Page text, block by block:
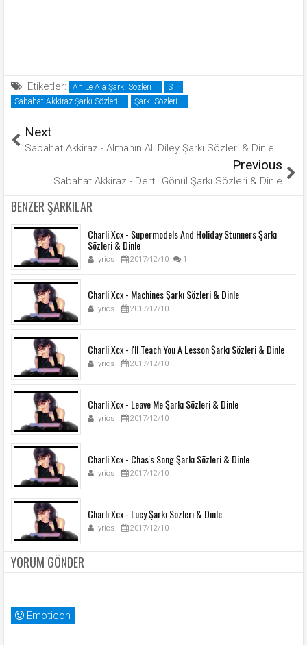
Etiketler: Ah Le Ala Şarkı Sözleri
S
Sabahat Akkiraz Şarkı Sözleri
Şarkı Sözleri
Next
Sabahat Akkiraz - Almanın Alı Diley Şarkı Sözleri & Dinle
Previous
Sabahat Akkiraz - Dertli Gönül Şarkı Sözleri & Dinle
BENZER ŞARKILAR
Charli Xcx - Supermodels And Holiday Stunners Şarkı
Sözleri & Dinle
lyrics 2017/12/10 1
Charli Xcx - Machines Şarkı Sözleri & Dinle
lyrics 2017/12/10
Charli Xcx - I'll Teach You A Lesson Şarkı Sözleri & Dinle
lyrics 2017/12/10
Charli Xcx - Leave Me Şarkı Sözleri & Dinle
lyrics 2017/12/10
Charli Xcx - Chas's Song Şarkı Sözleri & Dinle
lyrics 2017/12/10
Charli Xcx - Lucy Şarkı Sözleri & Dinle
lyrics 2017/12/10
YORUM GÖNDER
Emoticon